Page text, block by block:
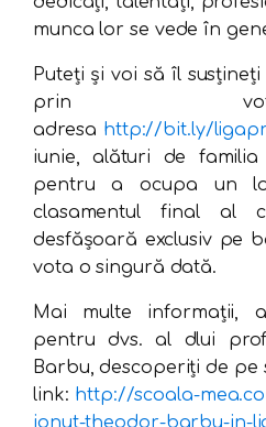
munca lor se vede în
Puteți și voi să îl
prin
adresa http://bit.ly/
iunie, alături de
pentru a ocupa un
clasamentul final al
desfăşoară exclusiv pe
vota o singură dată.
Mai multe informații,
pentru dvs. al dlui
Barbu, descoperiți de pe
link: http://scoala-